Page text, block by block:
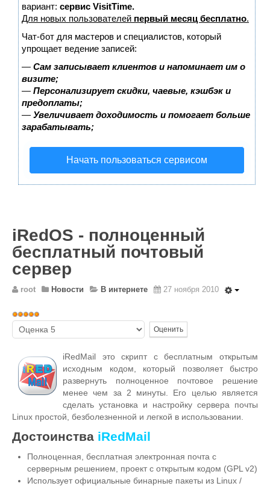
вариант: сервис VisitTime.
Для новых пользователей первый месяц бесплатно.
Чат-бот для мастеров и специалистов, который
упрощает ведение записей:
— Сам записывает клиентов и напоминает им о
визите;
— Персонализирует скидки, чаевые, кэшбэк и
предоплаты;
— Увеличивает доходимость и помогает больше
зарабатывать;
Начать пользоваться сервисом
Сайты
Joomla
Wordpress
HTML 5
Общее
FAQ
Программы
Оборудование
Операционные системы
Общее
В интернете
Контакты
iRedOS - полноценный
бесплатный почтовый
сервер
root Новости В интернете 27 ноября 2010
Рейтинг:
5/5
Пожалуйста,
оцените
iRedMail это скрипт с бесплатным открытым
исходным кодом, который позволяет быстро
развернуть полноценное почтовое решение
менее чем за 2 минуты. Его целью является
сделать установка и настройку сервера почты
Linux простой, безболезненной и легкой в использовании.
Достоинства iRedMail
Полноценная, бесплатная электронная почта с
серверным решением, проект с открытым кодом (GPL v2)
Использует официальные бинарные пакеты из Linux /